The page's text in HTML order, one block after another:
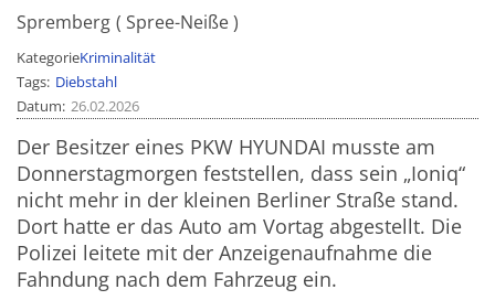
Spremberg Spree-Neiße
KategorieKriminalität
Tags Diebstahl
Datum 26.02.2026
Der Besitzer eines PKW HYUNDAI musste am
Donnerstagmorgen feststellen, dass sein „Ioniq“
nicht mehr in der kleinen Berliner Straße stand.
Dort hatte er das Auto am Vortag abgestellt. Die
Polizei leitete mit der Anzeigenaufnahme die
Fahndung nach dem Fahrzeug ein.